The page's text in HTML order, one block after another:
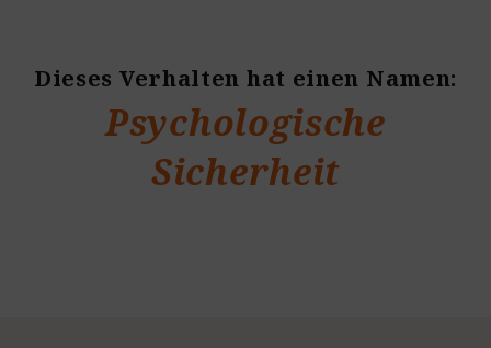
Dieses Verhalten hat einen Namen:
Psychologische
Sicherheit